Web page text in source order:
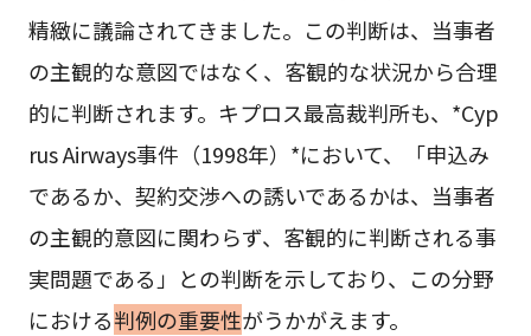
精緻に議論されてきました。この判断は、当事者
の主観的な意図ではなく、客観的な状況から合理
的に判断されます。キプロス最高裁判所も、*Cyp
rus Airways事件（1998年）*において、「申込み
であるか、契約交渉への誘いであるかは、当事者
の主観的意図に関わらず、客観的に判断される事
実問題である」との判断を示しており、この分野
における判例の重要性がうかがえます。